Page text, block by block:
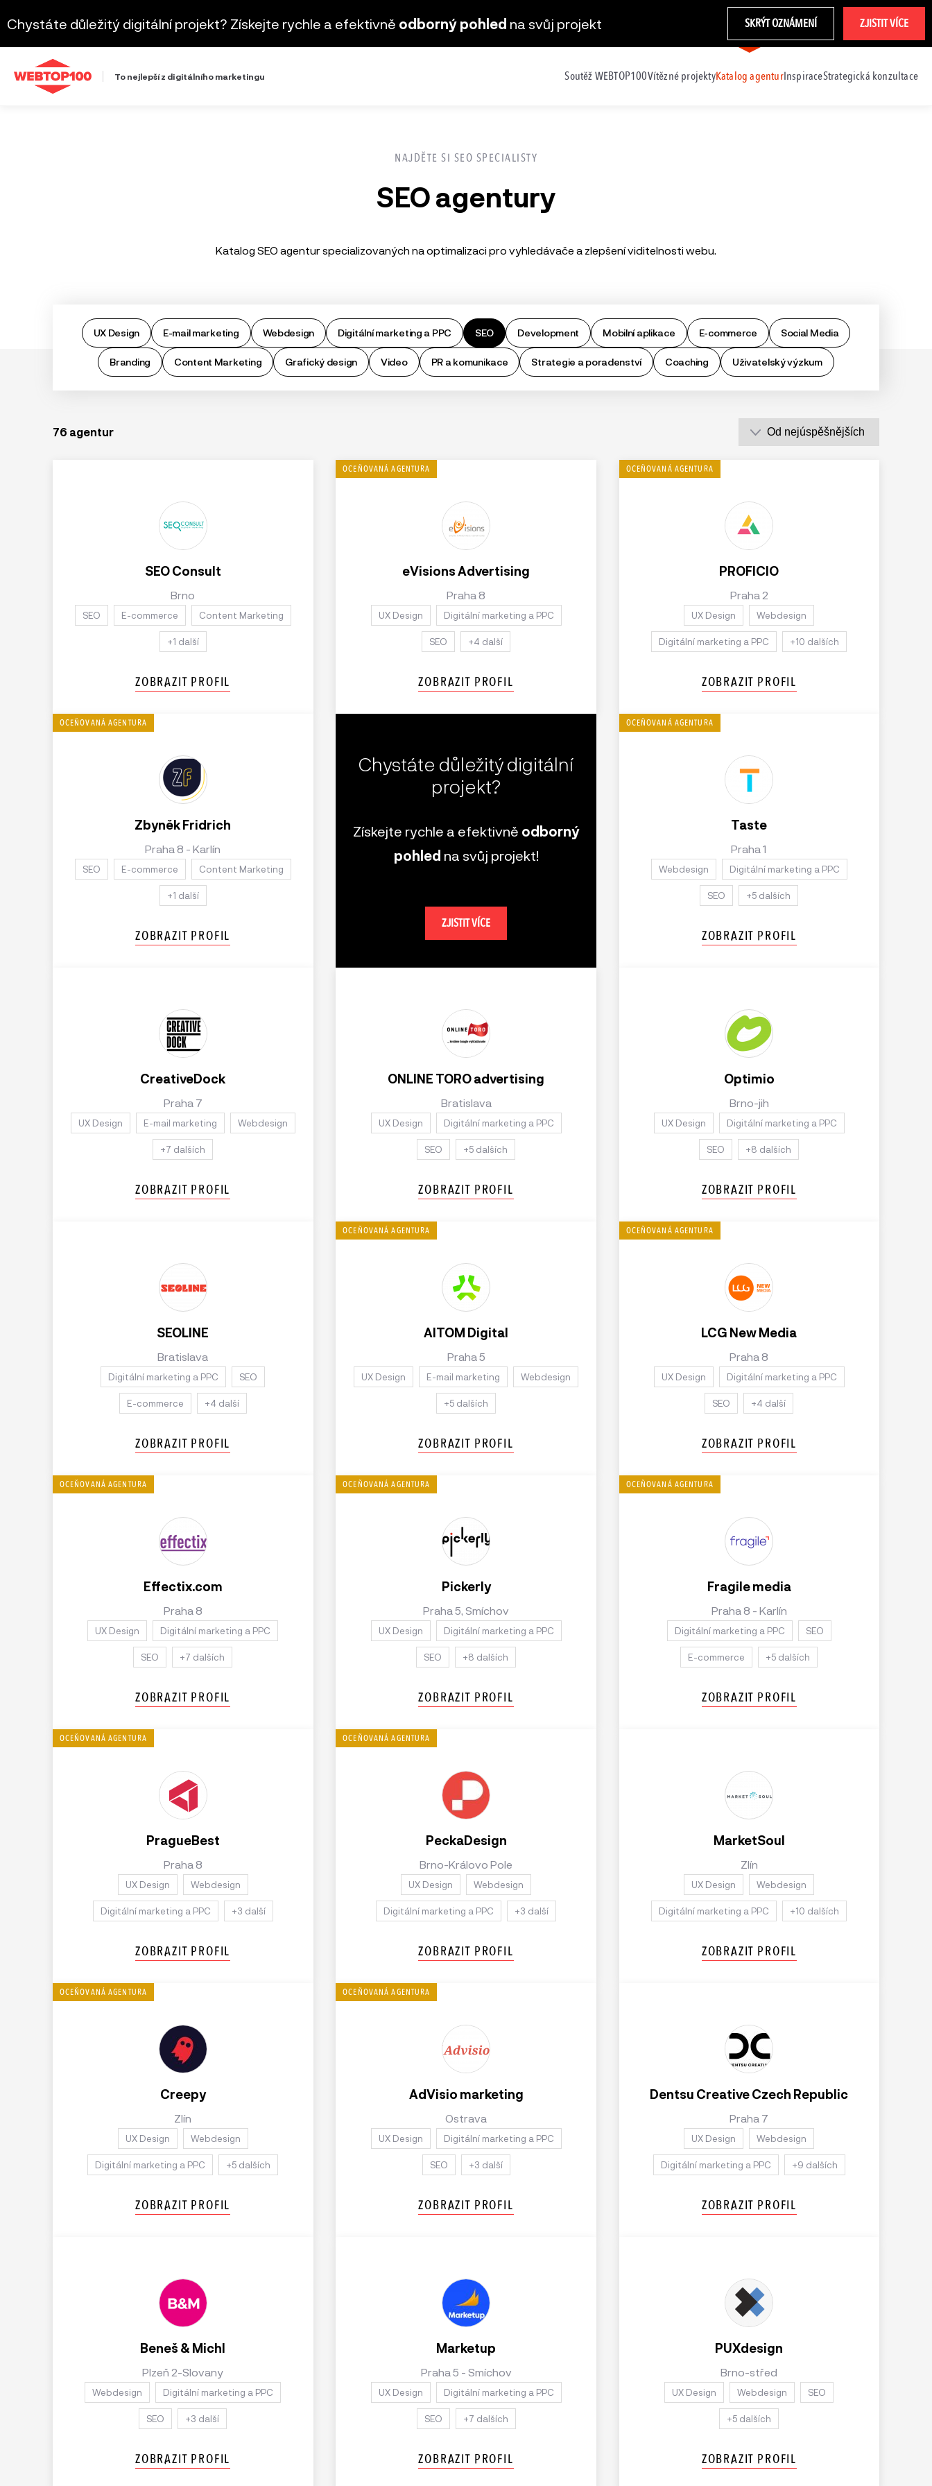
Chystáte důležitý digitální projekt? Získejte rychle a efektivně odborný pohled na svůj projekt SKRÝT OZNÁMENÍ ZJISTIT VÍCE
To nejlepší z digitálního marketingu Soutěž WEBTOP100Vítězné projektyKatalog agenturInspiraceStrategická konzultace
NAJDĚTE SI SEO SPECIALISTY
SEO agentury
Katalog SEO agentur specializovaných na optimalizaci pro vyhledávače a zlepšení viditelnosti webu.
UX Design E-mail marketing Webdesign Digitální marketing a PPC SEO Development Mobilní aplikace E-commerce Social Media
Branding Content Marketing Grafický design Video PR a komunikace Strategie a poradenství Coaching Uživatelský výzkum
76 agentur
Chystáte důležitý digitální
projekt?
Získejte rychle a efektivně odborný
pohled na svůj projekt!
ZJISTIT VÍCE
SEO Consult
Brno
SEO E-commerce Content Marketing
+1 další
ZOBRAZIT PROFIL
eVisions Advertising
Praha 8
UX Design Digitální marketing a PPC
SEO +4 další
ZOBRAZIT PROFIL
PROFICIO
Praha 2
UX Design Webdesign
Digitální marketing a PPC +10 dalších
ZOBRAZIT PROFIL
Zbyněk Fridrich
Praha 8 - Karlín
SEO E-commerce Content Marketing
+1 další
ZOBRAZIT PROFIL
Taste
Praha 1
Webdesign Digitální marketing a PPC
SEO +5 dalších
ZOBRAZIT PROFIL
CreativeDock
Praha 7
UX Design E-mail marketing Webdesign
+7 dalších
ZOBRAZIT PROFIL
ONLINE TORO advertising
Bratislava
UX Design Digitální marketing a PPC
SEO +5 dalších
ZOBRAZIT PROFIL
Optimio
Brno-jih
UX Design Digitální marketing a PPC
SEO +8 dalších
ZOBRAZIT PROFIL
SEOLINE
Bratislava
Digitální marketing a PPC SEO
E-commerce +4 další
ZOBRAZIT PROFIL
AITOM Digital
Praha 5
UX Design E-mail marketing Webdesign
+5 dalších
ZOBRAZIT PROFIL
LCG New Media
Praha 8
UX Design Digitální marketing a PPC
SEO +4 další
ZOBRAZIT PROFIL
Effectix.com
Praha 8
UX Design Digitální marketing a PPC
SEO +7 dalších
ZOBRAZIT PROFIL
Pickerly
Praha 5, Smíchov
UX Design Digitální marketing a PPC
SEO +8 dalších
ZOBRAZIT PROFIL
Fragile media
Praha 8 - Karlín
Digitální marketing a PPC SEO
E-commerce +5 dalších
ZOBRAZIT PROFIL
PragueBest
Praha 8
UX Design Webdesign
Digitální marketing a PPC +3 další
ZOBRAZIT PROFIL
PeckaDesign
Brno-Královo Pole
UX Design Webdesign
Digitální marketing a PPC +3 další
ZOBRAZIT PROFIL
MarketSoul
Zlín
UX Design Webdesign
Digitální marketing a PPC +10 dalších
ZOBRAZIT PROFIL
Creepy
Zlín
UX Design Webdesign
Digitální marketing a PPC +5 dalších
ZOBRAZIT PROFIL
AdVisio marketing
Ostrava
UX Design Digitální marketing a PPC
SEO +3 další
ZOBRAZIT PROFIL
Dentsu Creative Czech Republic
Praha 7
UX Design Webdesign
Digitální marketing a PPC +9 dalších
ZOBRAZIT PROFIL
Beneš & Michl
Plzeň 2-Slovany
Webdesign Digitální marketing a PPC
SEO +3 další
ZOBRAZIT PROFIL
Marketup
Praha 5 - Smíchov
UX Design Digitální marketing a PPC
SEO +7 dalších
ZOBRAZIT PROFIL
PUXdesign
Brno-střed
UX Design Webdesign SEO
+5 dalších
ZOBRAZIT PROFIL